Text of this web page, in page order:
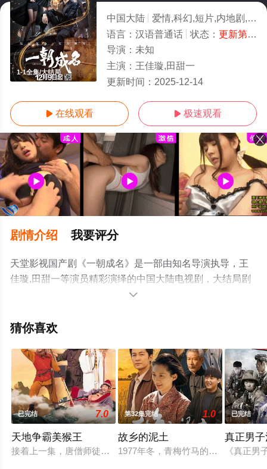
1-1全集/大结局
中国大陆
爱情,科幻,短片,内地剧,内地
语言： 汉语普通话 状态： 更新第25集
导演： 未知
主演： 王佳璇,田甜一
更新时间： 2025-12-14
 在线观看  极速观看
剧情介绍 我要评分
天堂影视国产剧《一朝成名》是一部由知名导演执导，王
佳璇,田甜一等演员精彩演绎的中国大陆电视剧，大结局剧
情已揭晓（1-1全集），手机免费观看高清未删减完整版电
视剧、电视猫或剧情网等平台了解。

猜你喜欢
已完结 7.0
天地争霸美猴王
接着上一集，唐僧师徒人又继续上路了。然而这日唐僧（江华
第32集完结 1.0
故乡的泥土
1977年冬，青梅竹马的春雪和麦茬
已完结
真正男
《真正男